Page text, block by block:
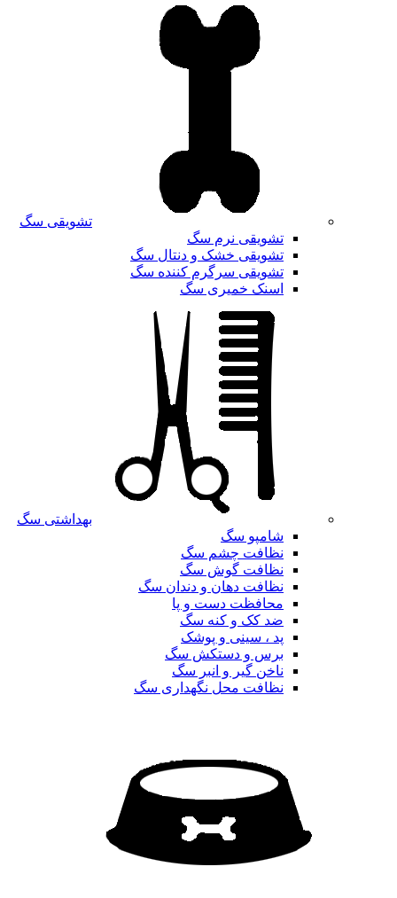
تشویقی سگ
تشویقی نرم سگ
تشویقی خشک و دنتال سگ
تشویقی سرگرم کننده سگ
اسنک خمیری سگ
بهداشتی سگ
شامپو سگ
نظافت چشم سگ
نظافت گوش سگ
نظافت دهان و دندان سگ
محافظت دست و پا
ضد کک و کنه سگ
پد ، سینی و پوشک
برس و دستکش سگ
ناخن گیر و انبر سگ
نظافت محل نگهداری سگ